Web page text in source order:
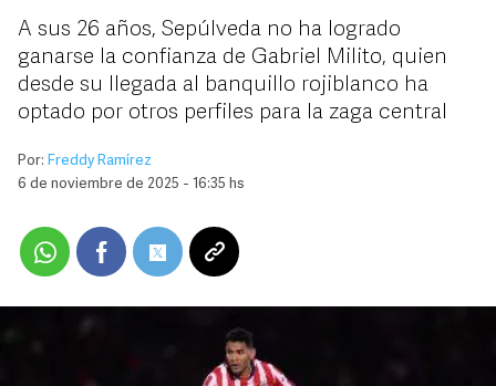
A sus 26 años, Sepúlveda no ha logrado
ganarse la confianza de Gabriel Milito, quien
desde su llegada al banquillo rojiblanco ha
optado por otros perfiles para la zaga central
Por: Freddy Ramírez
6 de noviembre de 2025 - 16:35 hs